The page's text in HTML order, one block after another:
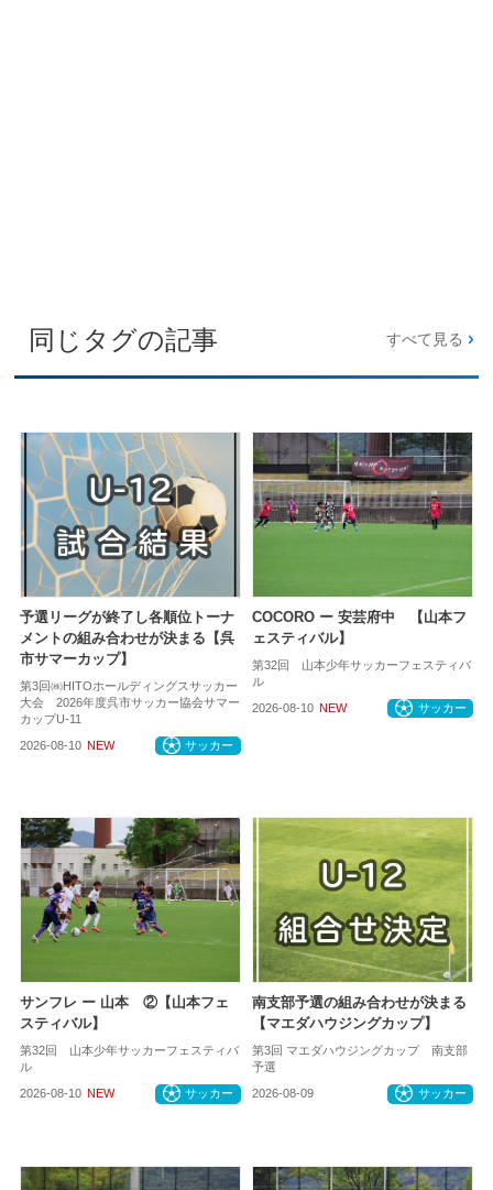
同じタグの記事 すべて見る
予選リーグが終了し各順位トーナ
メントの組み合わせが決まる【呉
市サマーカップ】
第3回㈱HITOホールディングスサッカー
大会 2026年度呉市サッカー協会サマー
カップU-11
2026-08-10 NEW サッカー
COCORO ー 安芸府中 【山本フ
ェスティバル】
第32回 山本少年サッカーフェスティバ
ル
2026-08-10 NEW サッカー
サンフレ ー 山本 ②【山本フェ
スティバル】
第32回 山本少年サッカーフェスティバ
ル
2026-08-10 NEW サッカー
南支部予選の組み合わせが決まる
【マエダハウジングカップ】
第3回 マエダハウジングカップ 南支部
予選
2026-08-09 サッカー